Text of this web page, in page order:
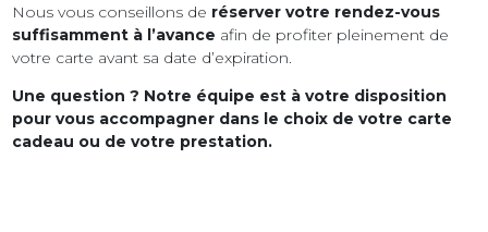
Nous vous conseillons de réserver votre rendez-vous
suffisamment à l’avance afin de profiter pleinement de
votre carte avant sa date d’expiration.
Une question ? Notre équipe est à votre disposition
pour vous accompagner dans le choix de votre carte
cadeau ou de votre prestation.